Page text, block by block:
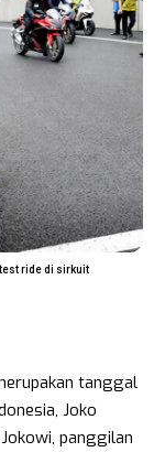
ride di sirkuit
tanggal
Joko
panggilan